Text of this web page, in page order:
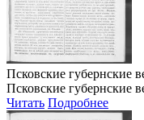
Псковские губернские
Псковские губернские
Читать Подробнее